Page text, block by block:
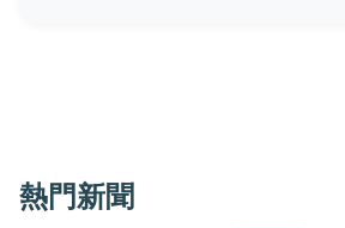
熱門新聞